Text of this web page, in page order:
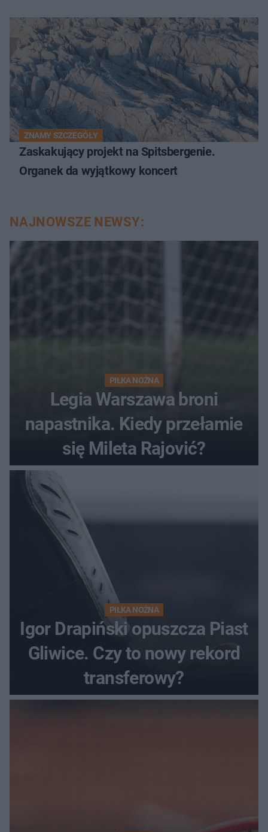
ZNAMY SZCZEGÓŁY
Zaskakujący projekt na Spitsbergenie.
Organek da wyjątkowy koncert
NAJNOWSZE NEWSY:
PIŁKA NOŻNA
Legia Warszawa broni
napastnika. Kiedy przełamie
się Mileta Rajović?
PIŁKA NOŻNA
Igor Drapiński opuszcza Piast
Gliwice. Czy to nowy rekord
transferowy?